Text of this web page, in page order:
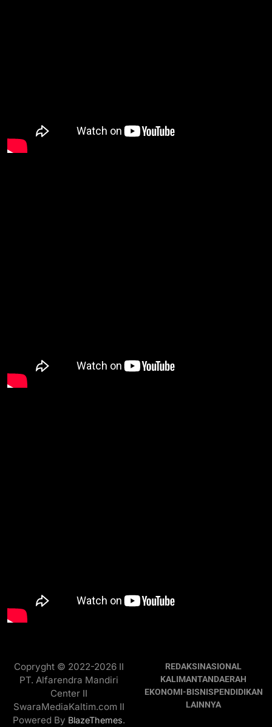
Copryght © 2022-2026 II
PT. Alfarendra Mandiri
Center II
SwaraMediaKaltim.com II
Powered By BlazeThemes.
REDAKSINASIONAL
KALIMANTANDAERAH
EKONOMI-BISNISPENDIDIKAN
LAINNYA